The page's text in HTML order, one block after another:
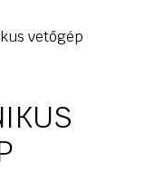
vetőgép